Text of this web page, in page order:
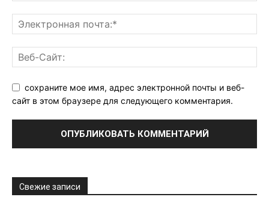
сохраните мое имя, адрес электронной почты и веб-
сайт в этом браузере для следующего комментария.
Свежие записи